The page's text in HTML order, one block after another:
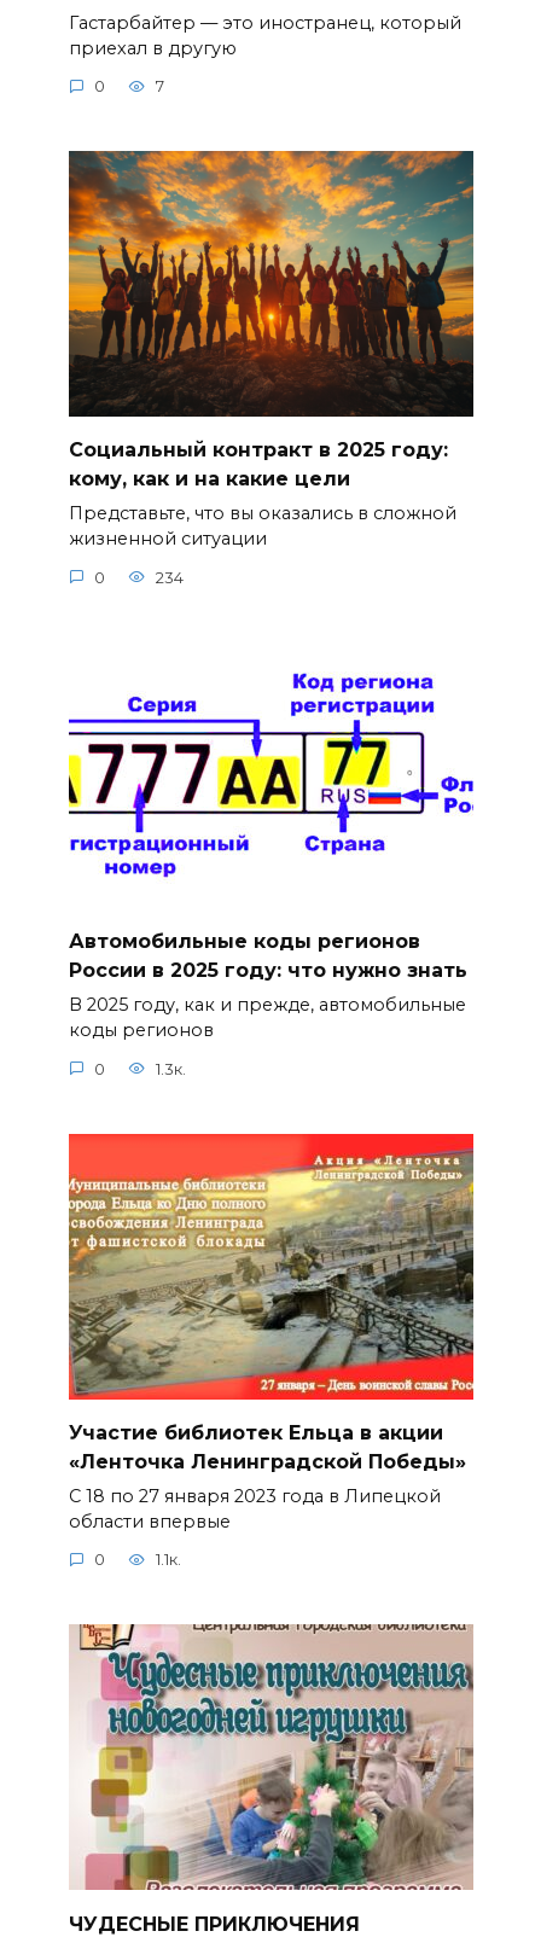
Гастарбайтер — это иностранец, который
приехал в другую
0 7
Социальный контракт в 2025 году:
кому, как и на какие цели
Представьте, что вы оказались в сложной
жизненной ситуации
0 234
Автомобильные коды регионов
России в 2025 году: что нужно знать
В 2025 году, как и прежде, автомобильные
коды регионов
0 1.3к.
Участие библиотек Ельца в акции
«Ленточка Ленинградской Победы»
С 18 по 27 января 2023 года в Липецкой
области впервые
0 1.1к.
ЧУДЕСНЫЕ ПРИКЛЮЧЕНИЯ